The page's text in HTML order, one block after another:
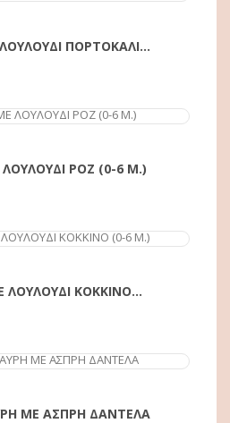
ΠΟΡΤΟΚΑΛΙ...
ΑΓΟΡΆ
ΡΟΖ (0-6 Μ.)
ΑΓΟΡΆ
ΛΟΥΛΟΥΔΙ ΚΟΚΚΙΝΟ...
ΑΓΟΡΆ
ΜΕ ΑΣΠΡΗ ΔΑΝΤΕΛΑ